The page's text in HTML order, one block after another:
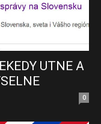
UTNE A
0